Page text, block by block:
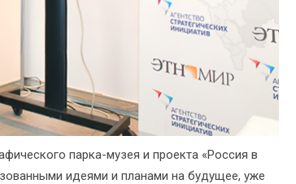
парка-музея и проекта «Россия в
идеями и планами на будущее, уже